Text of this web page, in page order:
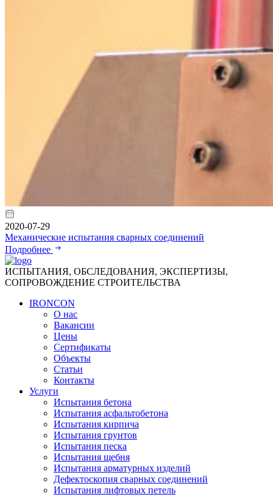
2020-07-29
Механические испытания сварных соединений
Подробнее
ИСПЫТАНИЯ, ОБСЛЕДОВАНИЯ, ЭКСПЕРТИЗЫ,
СОПРОВОЖДЕНИЕ СТРОИТЕЛЬСТВА
IRONCON
О нас
Вакансии
Цены
Сертификаты
Объекты
Статьи
Контакты
Услуги
Испытания бетона
Испытания асфальтобетона
Испытания кирпича
Испытания грунтов
Испытания песка
Испытания щебня
Испытания арматурных изделий
Дефектоскопия сварных соединений
Испытания лифтовых петель